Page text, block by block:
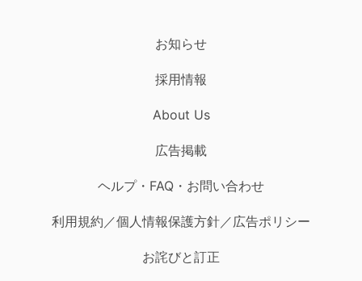
お知らせ
採用情報
About Us
広告掲載
ヘルプ・FAQ・お問い合わせ
利用規約／個人情報保護方針／広告ポリシー
お詫びと訂正